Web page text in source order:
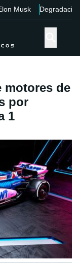
Musk Degradación
motores de
por
1